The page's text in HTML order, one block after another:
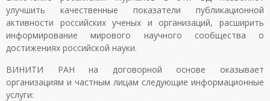
улучшить качественные показатели публикационной
активности российских ученых и организаций, расширить
информирование мирового научного сообщества о
достижениях российской науки.
ВИНИТИ РАН на договорной основе оказывает
организациям и частным лицам следующие информационные
услуги: